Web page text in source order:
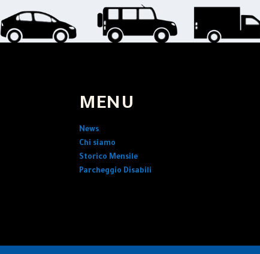
MENU
News
Chi siamo
Storico Mensile
Parcheggio Disabili